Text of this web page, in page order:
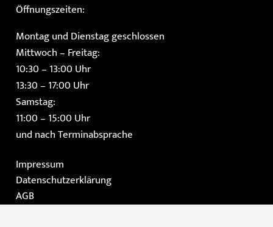
Öffnungszeiten:
Montag und Dienstag geschlossen
Mittwoch – Freitag:
10:30 – 13:00 Uhr
13:30 – 17:00 Uhr
Samstag:
11:00 – 15:00 Uhr
und nach Terminabsprache
Impressum
Datenschutzerklärung
AGB